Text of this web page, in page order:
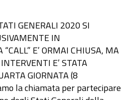
GENERALI 2020 SI
IN
E’ ORMAI CHIUSA, MA
E’ STATA
GIORNATA (8
la chiamata per partecipare